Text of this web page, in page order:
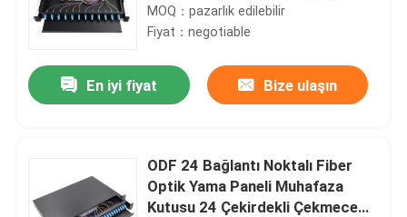
MOQ：pazarlık edilebilir
Fiyat：negotiable
En iyi fiyat Bize ulaşın
ODF 24 Bağlantı Noktalı Fiber
Optik Yama Paneli Muhafaza
Kutusu 24 Çekirdekli Çekmece